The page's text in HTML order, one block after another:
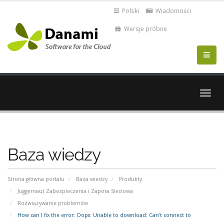
Polski Wiadomości
Wersje próbne
Baza wiedzy
Strona główna portalu Baza wiedzy
Produkty
Juggernaut Zabezpieczenia i Zapora Sieciowa
Rozwiązywanie problemów
How can I fix the error: Oops: Unable to download: Can't connect to